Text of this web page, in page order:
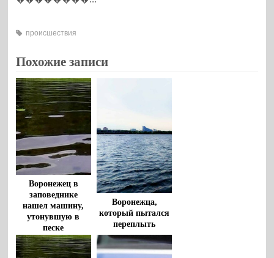
происшествия
Похожие записи
Воронежец в
заповеднике
нашел машину,
утонувшую в
песке
Воронежца,
который пытался
переплыть
водохранилище,
спасли очевидцы